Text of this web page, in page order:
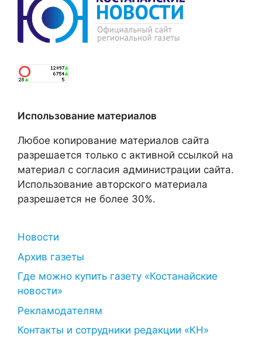
Использование материалов
Любое копирование материалов сайта
разрешается только с активной ссылкой на
материал с согласия администрации сайта.
Использование авторского материала
разрешается не более 30%.
Новости
Архив газеты
Где можно купить газету «Костанайские
новости»
Рекламодателям
Контакты и сотрудники редакции «КН»